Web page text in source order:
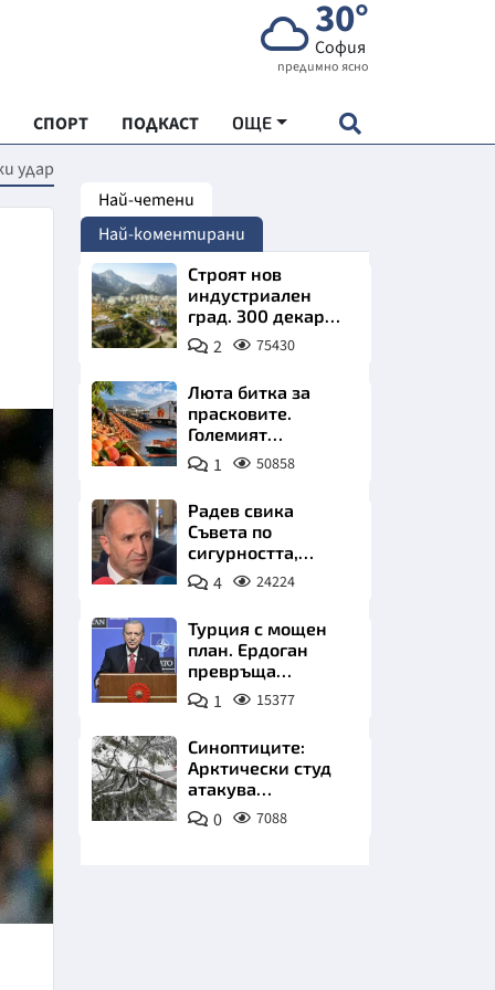
30°
София
предимно ясно
СПОРТ ПОДКАСТ ОЩЕ
"ЧУДЕСАТА НА БЪЛГАРИЯ"
ХРАНА
ИКОНОМИКА
удар
Най-четени
Най-коментирани
Строят нов
индустриален
град. 300 декара
чакат златни
заводи
2 75430
Люта битка за
прасковите.
Големият
победител е
Турция
1 50858
Радев свика
Съвета по
сигурността,
следва ключово
изявление
4 24224
Турция с мощен
план. Ердоган
превръща
Джейхан в
петролно чудо
1 15377
Синоптиците:
Арктически студ
атакува
Балканите.
Фалшивата зима
0 7088